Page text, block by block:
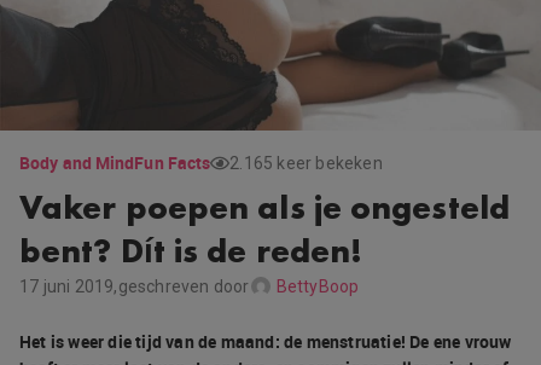
Body and MindFun Facts 2.165 keer bekeken
Vaker poepen als je ongesteld
bent? Dít is de reden!
17 juni 2019,geschreven door BettyBoop
Het is weer die tijd van de maand: de menstruatie! De ene vrouw